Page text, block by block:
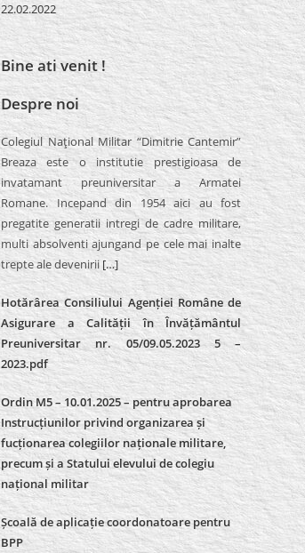
22.02.2022
Bine ati venit !
Despre noi
Colegiul Naţional Militar “Dimitrie Cantemir”
Breaza este o institutie prestigioasa de
invatamant preuniversitar a Armatei
Romane. Incepand din 1954 aici au fost
pregatite generatii intregi de cadre militare,
multi absolventi ajungand pe cele mai inalte
trepte ale devenirii […]
Hotărârea Consiliului Agenției Române de
Asigurare a Calității în Învățământul
Preuniversitar nr. 05/09.05.2023 5 –
2023.pdf
Ordin M5 – 10.01.2025 – pentru aprobarea
Instrucțiunilor privind organizarea și
fucționarea colegiilor naționale militare,
precum și a Statului elevului de colegiu
național militar
Școală de aplicație coordonatoare pentru
BPP